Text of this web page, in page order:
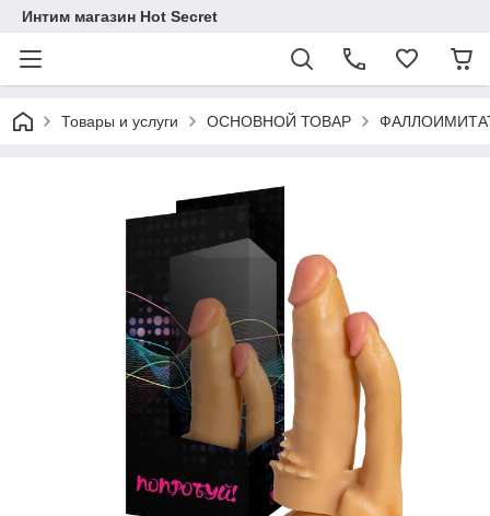
Интим магазин Hot Secret
Товары и услуги ОСНОВНОЙ ТОВАР